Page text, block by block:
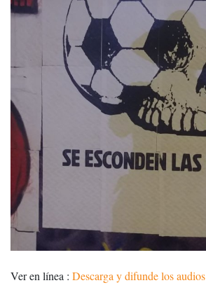
Ver en línea : Descarga y difunde los audios